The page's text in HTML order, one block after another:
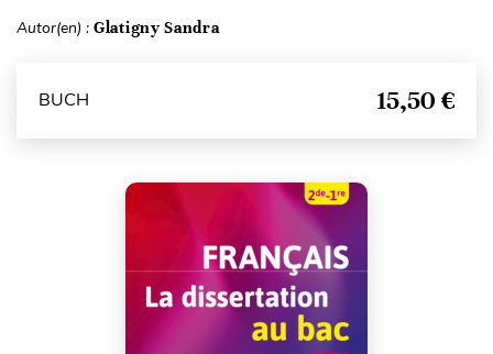
Autor(en) : Glatigny Sandra
BUCH 15,50 €